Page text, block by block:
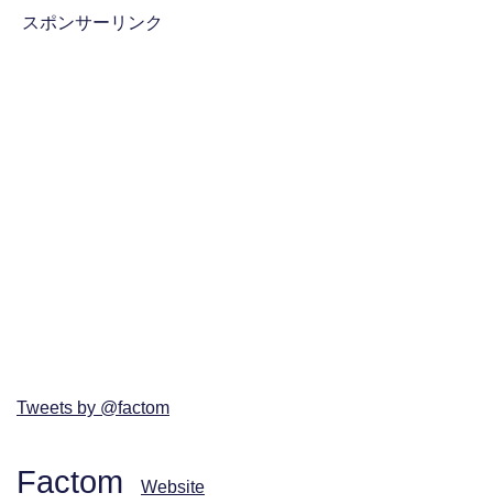
スポンサーリンク
Tweets by @factom
Factom Website